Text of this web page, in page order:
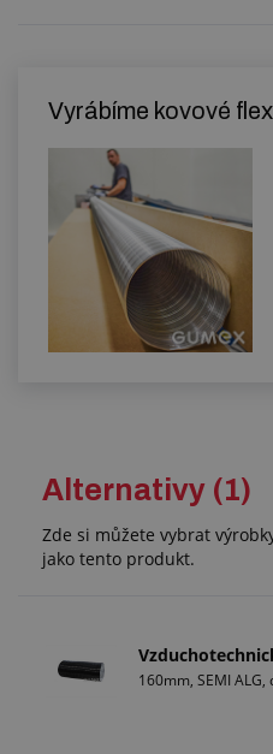
Vyrábíme kovové
Alternativy (1)
Zde si můžete vybrat
jako tento produkt.
160mm, SEMI ALG,